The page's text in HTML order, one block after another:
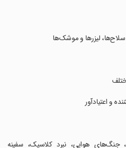
لیزرها و موشک‌ها
و اعتیادآور
جنگ‌های هوایی، نبرد کلاسیک، سفینه